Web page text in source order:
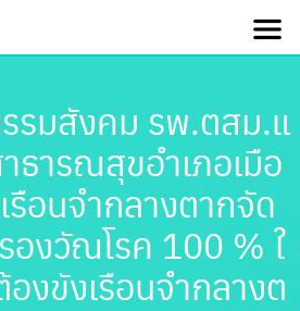
รมสังคม รพ.ตสม.แ
ธารณสุขอำเภอเมือ
รือนจำกลางตากจัด
งวัณโรค 100 % ใ
งขังเรือนจำกลางต